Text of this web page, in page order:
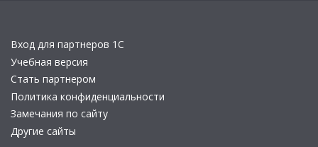
Вход для партнеров 1С
Учебная версия
Стать партнером
Политика конфиденциальности
Замечания по сайту
Другие сайты